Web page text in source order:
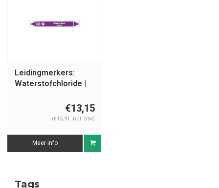
Leidingmerkers:
Waterstofchloride |
€13,15
(€15,91 Incl. btw)
Meer info
Tags